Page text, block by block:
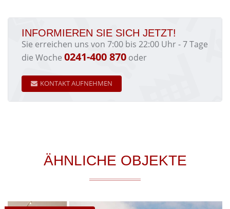
INFORMIEREN SIE SICH JETZT!
Sie erreichen uns von 7:00 bis 22:00 Uhr - 7 Tage
die Woche 0241-400 870 oder
KONTAKT AUFNEHMEN
ÄHNLICHE OBJEKTE